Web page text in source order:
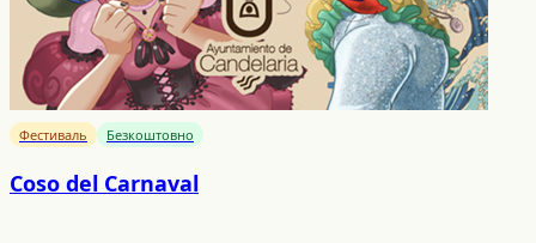
Фестиваль Безкоштовно
Coso del Carnaval